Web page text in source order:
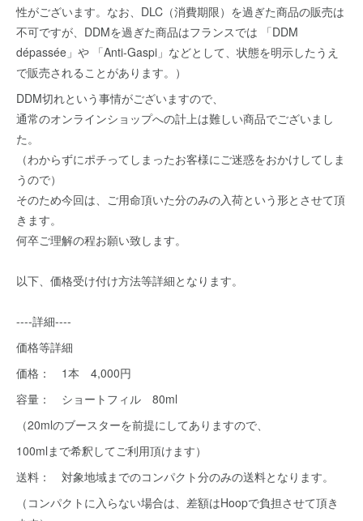
性がございます。なお、DLC（消費期限）を過ぎた商品の販売は
不可ですが、DDMを過ぎた商品はフランスでは 「DDM
dépassée」や 「Anti-Gaspi」などとして、状態を明示したうえ
で販売されることがあります。）
DDM切れという事情がございますので、
通常のオンラインショップへの計上は難しい商品でございまし
た。
（わからずにポチってしまったお客様にご迷惑をおかけしてしま
うので）
そのため今回は、ご用命頂いた分のみの入荷という形とさせて頂
きます。
何卒ご理解の程お願い致します。
以下、価格受け付け方法等詳細となります。
----詳細----
価格等詳細
価格： 1本 4,000円
容量： ショートフィル 80ml
（20mlのブースターを前提にしてありますので、
100mlまで希釈してご利用頂けます）
送料： 対象地域までのコンパクト分のみの送料となります。
（コンパクトに入らない場合は、差額はHoopで負担させて頂き